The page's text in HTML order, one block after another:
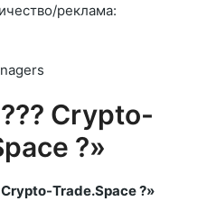
реклама:
Crypto-
?»
Crypto-Trade.Space ?»